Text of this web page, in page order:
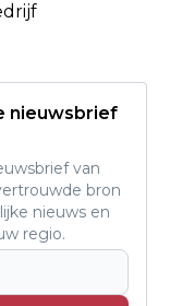
nieuwsbrief
van
bron
nieuws en
regio.